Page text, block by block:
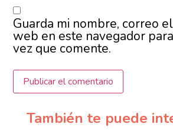
Guarda mi nombre, correo
web en este navegador
vez que comente.
También te puede